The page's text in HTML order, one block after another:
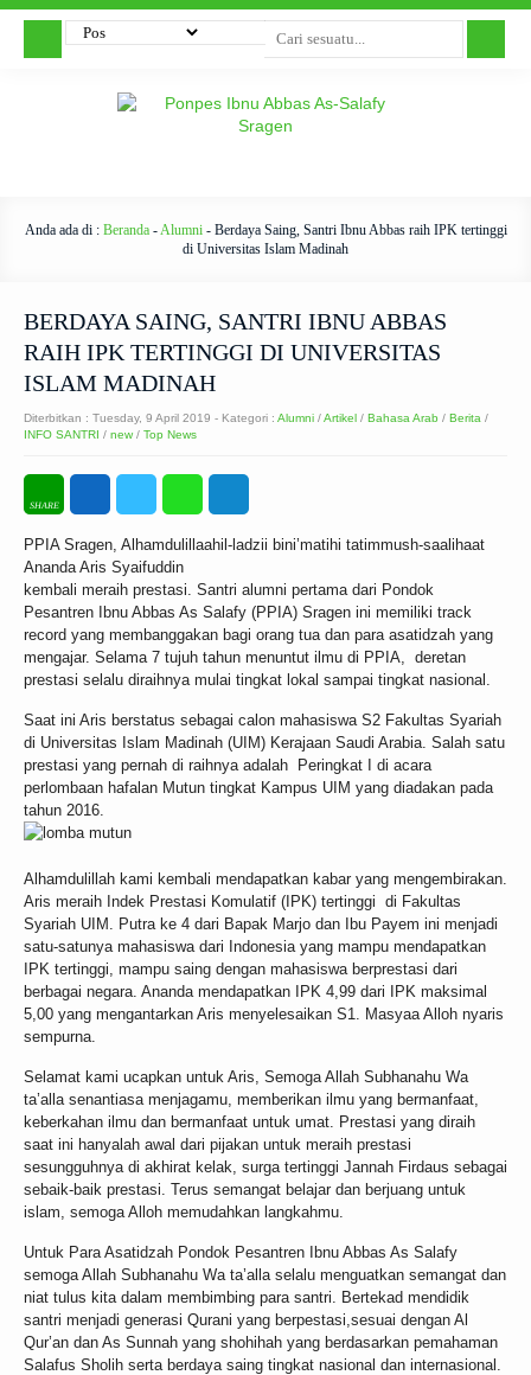
Anda ada di : Beranda-Alumni- Berdaya Saing, Santri Ibnu Abbas raih IPK tertinggi
di Universitas Islam Madinah
BERDAYA SAING, SANTRI IBNU ABBAS
RAIH IPK TERTINGGI DI UNIVERSITAS
ISLAM MADINAH
Diterbitkan : Tuesday, 9 April 2019 - Kategori : Alumni /Artikel / Bahasa Arab / Berita /
INFO SANTRI / new / Top News
PPIA Sragen, Alhamdulillaahil-ladzii bini’matihi tatimmush-saalihaat
Ananda Aris Syaifuddin
kembali meraih prestasi. Santri alumni pertama dari Pondok
Pesantren Ibnu Abbas As Salafy (PPIA) Sragen ini memiliki track
record yang membanggakan bagi orang tua dan para asatidzah yang
mengajar. Selama 7 tujuh tahun menuntut ilmu di PPIA, deretan
prestasi selalu diraihnya mulai tingkat lokal sampai tingkat nasional.
Saat ini Aris berstatus sebagai calon mahasiswa S2 Fakultas Syariah
di Universitas Islam Madinah (UIM) Kerajaan Saudi Arabia. Salah satu
prestasi yang pernah di raihnya adalah Peringkat I di acara
perlombaan hafalan Mutun tingkat Kampus UIM yang diadakan pada
tahun 2016.
Alhamdulillah kami kembali mendapatkan kabar yang mengembirakan.
Aris meraih Indek Prestasi Komulatif (IPK) tertinggi di Fakultas
Syariah UIM. Putra ke 4 dari Bapak Marjo dan Ibu Payem ini menjadi
satu-satunya mahasiswa dari Indonesia yang mampu mendapatkan
IPK tertinggi, mampu saing dengan mahasiswa berprestasi dari
berbagai negara. Ananda mendapatkan IPK 4,99 dari IPK maksimal
5,00 yang mengantarkan Aris menyelesaikan S1. Masyaa Alloh nyaris
sempurna.
Selamat kami ucapkan untuk Aris, Semoga Allah Subhanahu Wa
ta’alla senantiasa menjagamu, memberikan ilmu yang bermanfaat,
keberkahan ilmu dan bermanfaat untuk umat. Prestasi yang diraih
saat ini hanyalah awal dari pijakan untuk meraih prestasi
sesungguhnya di akhirat kelak, surga tertinggi Jannah Firdaus sebagai
sebaik-baik prestasi. Terus semangat belajar dan berjuang untuk
islam, semoga Alloh memudahkan langkahmu.
Untuk Para Asatidzah Pondok Pesantren Ibnu Abbas As Salafy
semoga Allah Subhanahu Wa ta’alla selalu menguatkan semangat dan
niat tulus kita dalam membimbing para santri. Bertekad mendidik
santri menjadi generasi Qurani yang berpestasi,sesuai dengan Al
Qur’an dan As Sunnah yang shohihah yang berdasarkan pemahaman
Salafus Sholih serta berdaya saing tingkat nasional dan internasional.